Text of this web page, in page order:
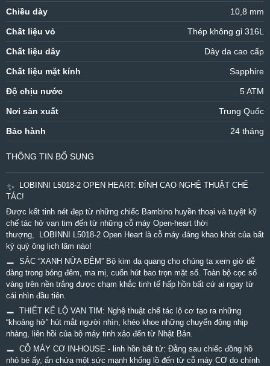
Chiều dày 10,8 mm
Chất liệu vỏ Thép không gỉ 316L
Chất liệu dây Dây da cao cấp
Chất liệu mặt kính Sapphire
Độ chịu nước 5 ATM
Nơi sản xuất Trung Quốc
Bảo hành 24 tháng
THÔNG TIN BỔ SUNG
✨
LOBINNI L5018-2 OPEN HEART: ĐỈNH CAO NGHỆ THUẬT CHẾ
TÁC!
Được kết tinh nét đẹp từ những chiếc Bambino huyền thoại và tuyệt kỹ
chế tác hở van tim đến từ những cỗ máy Open-heart thời
thượng, LOBINNI L5018-2 Open Heart là cỗ máy đáng khao khát của bất
kỳ quý ông lịch lãm nào!
➖ SẮC “XANH NỬA ĐÊM” Bộ kim dạ quang cho chúng ta xem giờ dễ
dàng trong bóng đêm, ma mị, cuốn hút bao trọn mặt số. Toàn bộ cọc số
vàng trên nền trắng được chạm khắc tinh tế hấp hồn bất cứ ai ngay từ
cái nhìn đầu tiên.
➖ THIẾT KẾ LỘ VAN TIM: Nghệ thuật chế tác lộ cơ tạo ra những
“khoảng hở” hút mắt người nhìn, khéo khoe những chuyển động nhịp
nhàng, liên hồi của bộ máy tinh xảo đến từ Nhật Bản.
➖ CỖ MÁY CƠ IN-HOUSE - linh hồn bất tử: Đằng sau chiếc đồng hồ
nhỏ bé ấy, ẩn chứa một sức mạnh khổng lồ đến từ cỗ máy CƠ do chính